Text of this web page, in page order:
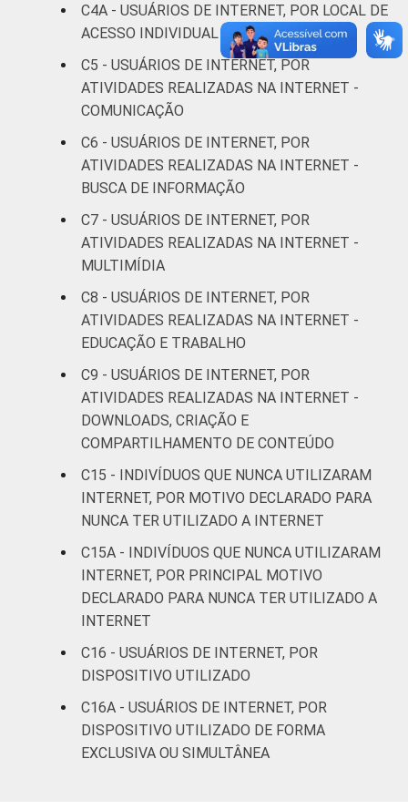
De 35 a 44
89 8
De 45 a 59
anos
De 60 anos
ou mais
80 11
Renda
Familiar
Até 1 SM 81
Mais de 1
SM até 2 SM
Mais de 2
Mais de 3
SM até 5 SM
Mais de 5
SM até 10
SM
95 3
Mais de 10
SM
96
renda
Não
respondeu
86
C4A - USUÁRIOS DE INTERNET, POR LOCAL DE
ACESSO INDIVIDUAL MAIS FREQUENTE
C5 - USUÁRIOS DE INTERNET, POR
ATIVIDADES REALIZADAS NA INTERNET -
COMUNICAÇÃO
C6 - USUÁRIOS DE INTERNET, POR
ATIVIDADES REALIZADAS NA INTERNET -
BUSCA DE INFORMAÇÃO
C7 - USUÁRIOS DE INTERNET, POR
ATIVIDADES REALIZADAS NA INTERNET -
MULTIMÍDIA
C8 - USUÁRIOS DE INTERNET, POR
ATIVIDADES REALIZADAS NA INTERNET -
EDUCAÇÃO E TRABALHO
C9 - USUÁRIOS DE INTERNET, POR
ATIVIDADES REALIZADAS NA INTERNET -
DOWNLOADS, CRIAÇÃO E
COMPARTILHAMENTO DE CONTEÚDO
C15 - INDIVÍDUOS QUE NUNCA UTILIZARAM
INTERNET, POR MOTIVO DECLARADO PARA
NUNCA TER UTILIZADO A INTERNET
C15A - INDIVÍDUOS QUE NUNCA UTILIZARAM
INTERNET, POR PRINCIPAL MOTIVO
DECLARADO PARA NUNCA TER UTILIZADO A
INTERNET
C16 - USUÁRIOS DE INTERNET, POR
DISPOSITIVO UTILIZADO
C16A - USUÁRIOS DE INTERNET, POR
DISPOSITIVO UTILIZADO DE FORMA
EXCLUSIVA OU SIMULTÂNEA